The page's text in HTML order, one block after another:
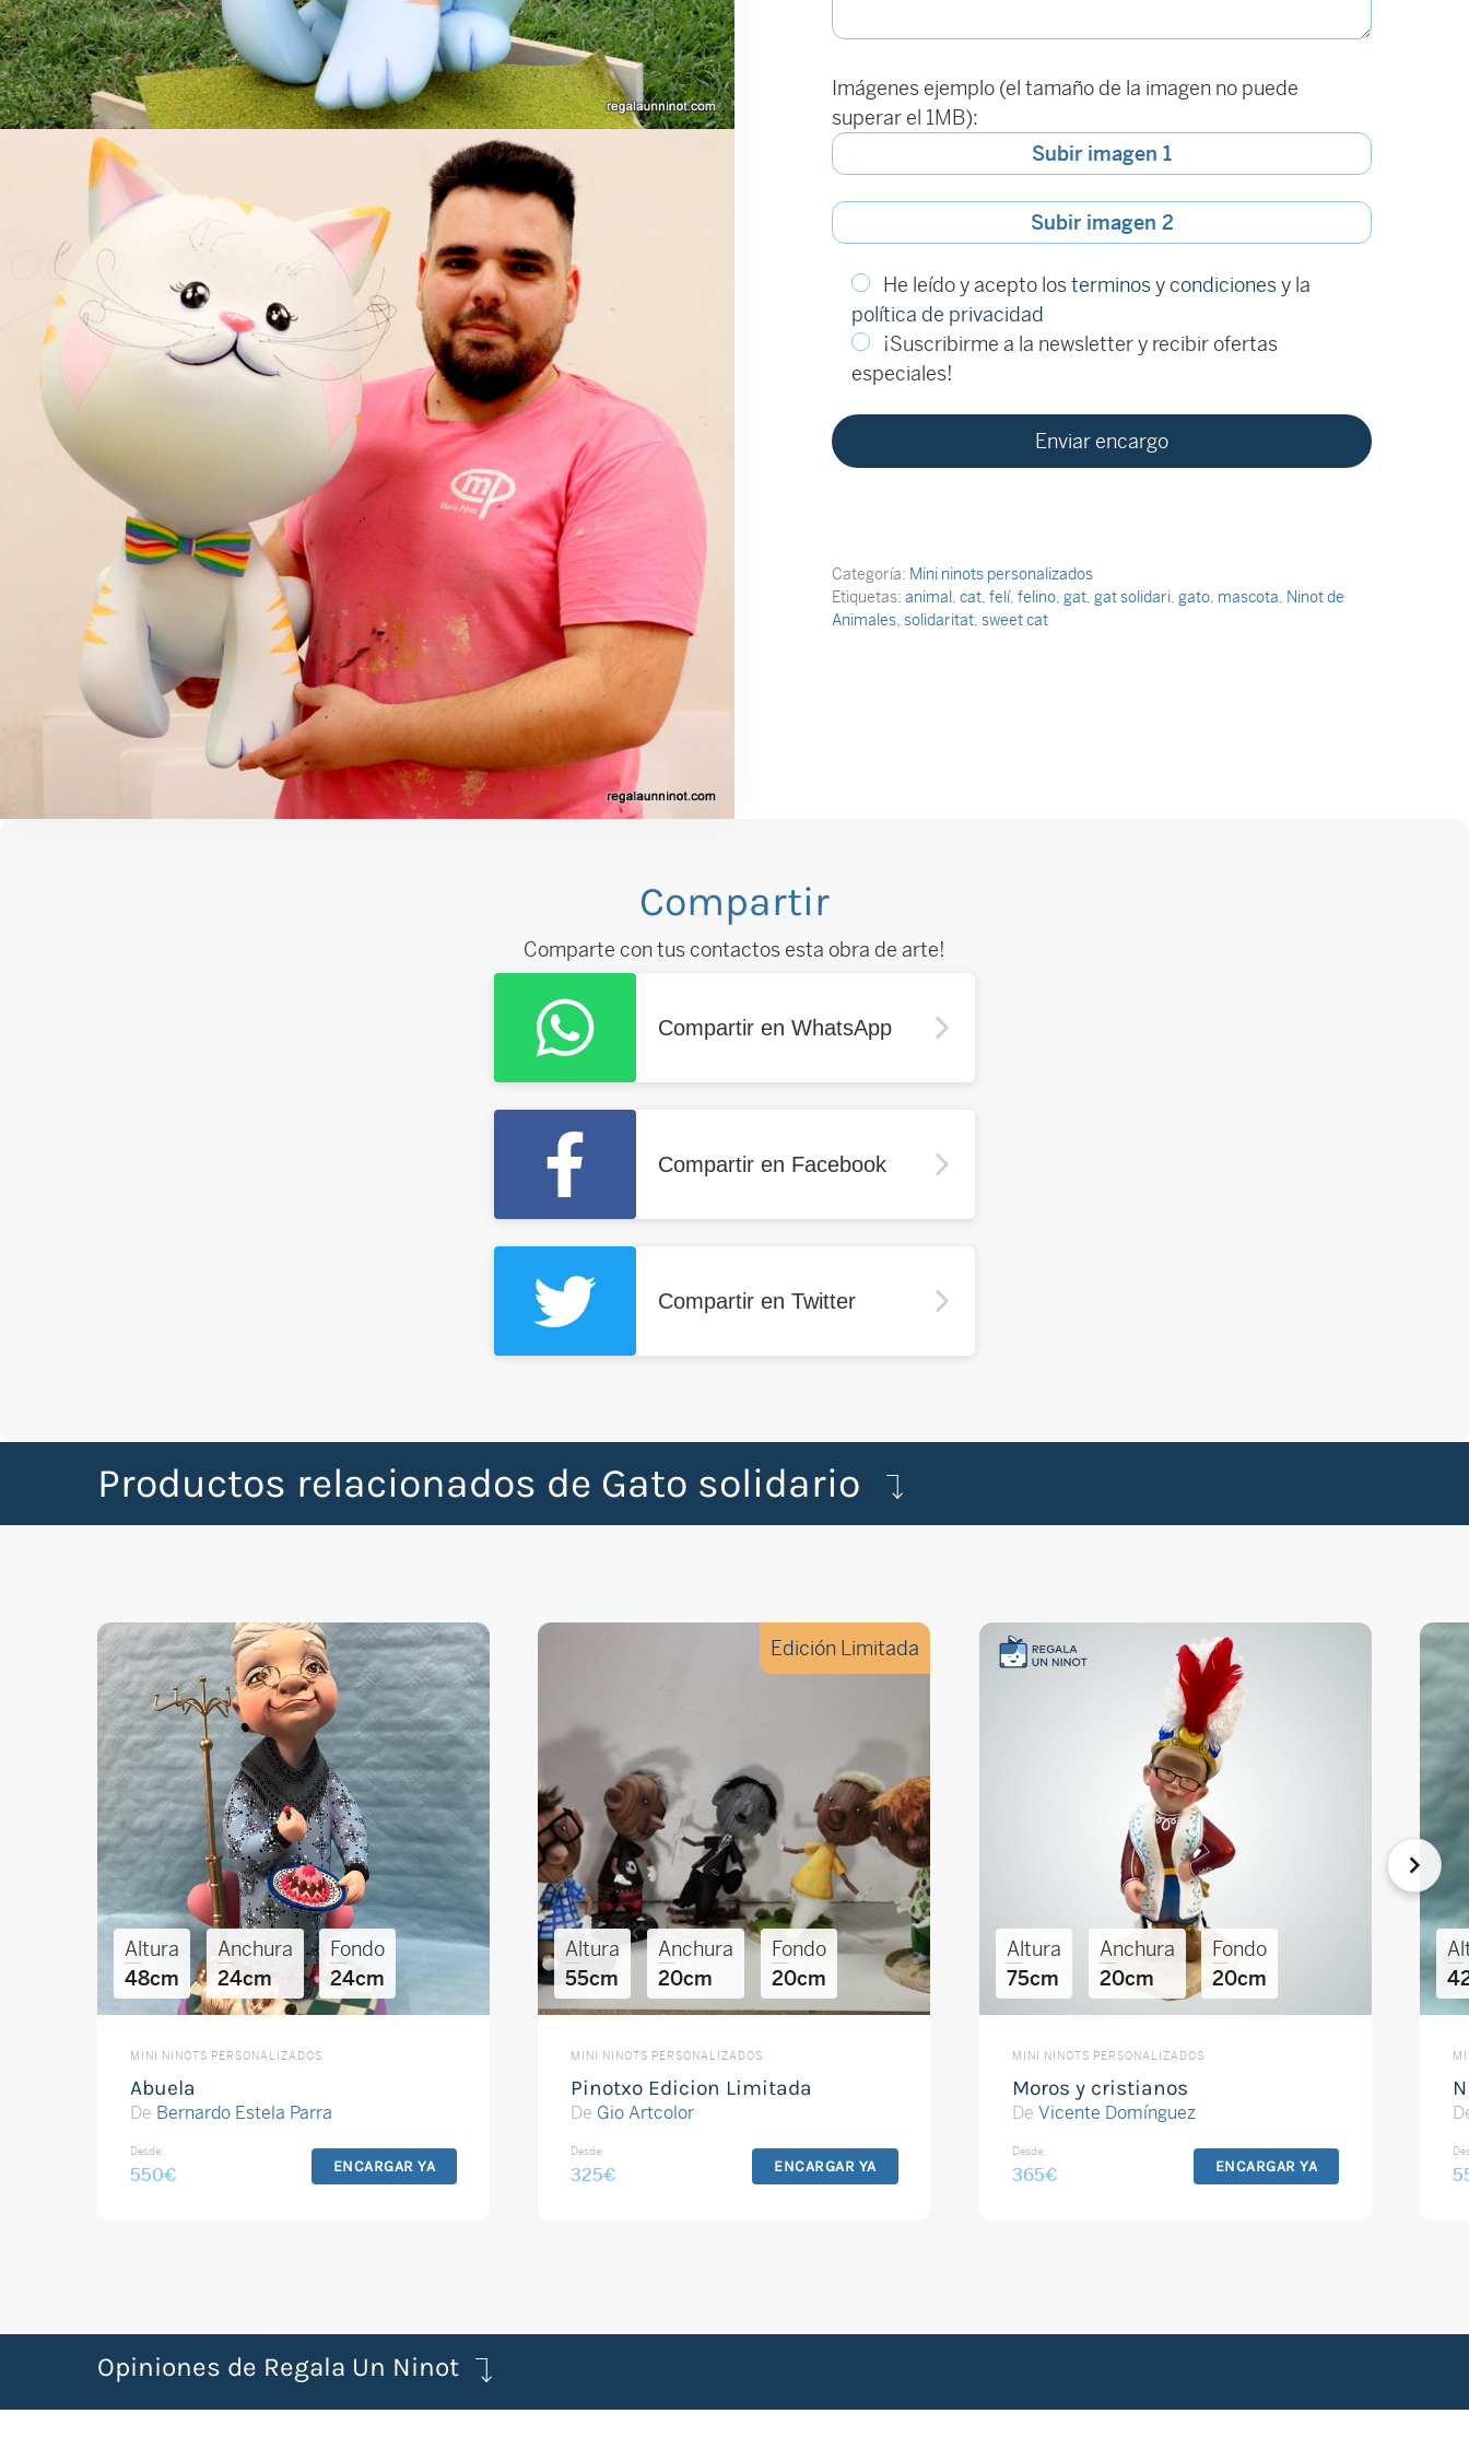
Imágenes ejemplo (el tamaño de la imagen no puede
superar el 1MB):
Subir imagen 1
Subir imagen 2
He leído y acepto losterminos y condicionesy la
política de privacidad
¡Suscribirme a la newsletter y recibir ofertas
especiales!
Categoría: Mini ninots personalizados
Etiquetas: animal, cat, felí, felino, gat, gat solidari, gato, mascota, Ninot de
Animales, solidaritat, sweet cat
Compartir
Comparte con tus contactos esta obra de arte!
Compartir en WhatsApp
Compartir en Facebook
Compartir en Twitter
Productos relacionados de Gato solidario
Altura
48cm
Anchura
24cm
Fondo
24cm
MINI NINOTS PERSONALIZADOS
Abuela
De Bernardo Estela Parra
Desde:
550€ ENCARGAR YA
Edición Limitada
Altura
55cm
Anchura
20cm
Fondo
20cm
MINI NINOTS PERSONALIZADOS
Pinotxo Edicion Limitada
De Gio Artcolor
Desde:
325€ ENCARGAR YA
Altura
75cm
Anchura
20cm
Fondo
20cm
MINI NINOTS PERSONALIZADOS
Moros y cristianos
De Vicente Domínguez
Desde:
365€ ENCARGAR YA
Opiniones de Regala Un Ninot